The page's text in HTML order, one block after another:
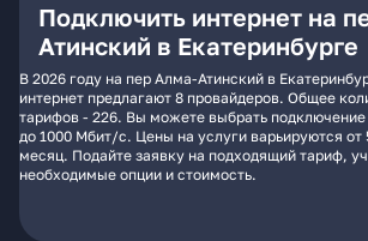
Подключить интернет на
Атинский в Екатеринбурге
В 2026 году на пер Алма-Атинский в
интернет предлагают 8 провайдеров. Общее
тарифов - 226. Вы можете выбрать подключение
до 1000 Мбит/с. Цены на услуги варьируются от
месяц. Подайте заявку на подходящий тариф,
необходимые опции и стоимость.